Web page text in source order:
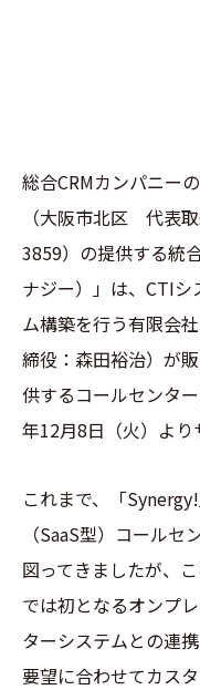
総合CRMカンパニー
（大阪市北区 代表
3859）の提供する統
ナジー）」は、CTI
ム構築を行う有限会
締役：森田裕治）が
供するコールセンタ
年12月8日（火）より
これまで、「
（SaaS型）コール
図ってきましたが、
では初となるオンプ
ターシステムとの連
要望に合わせてカス